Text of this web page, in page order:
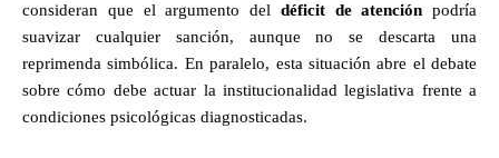
consideran que el argumento del déficit de atención podría
suavizar cualquier sanción, aunque no se descarta una
reprimenda simbólica. En paralelo, esta situación abre el debate
sobre cómo debe actuar la institucionalidad legislativa frente a
condiciones psicológicas diagnosticadas.